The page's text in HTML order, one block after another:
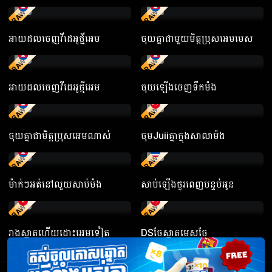
RAW
អាយដលចេញវីដេអូថ្មីអេម
RAW
ចុយគ្នាជាមួយមិត្តប្រុសអេមមេស
RAW
អាយដលចេញវីដេអូថ្មីអេម
RAW
ចុយឡើងចេញទឹកម៉ង
RAW
ចុយគ្នាជាមិត្តប្រុសអេមណាស់
RAW
ចុមJuiiគ្នាក្នុងសាលាម៉ង
RAW
ម៉ាក់ៗអត់នៅលួយសាប់ម៉ង
RAW
សាប់ឡើងថ្ងូរពេញបន្ទប់អូន
RAW
រាងស្អាតហើយដោះអេមទៀត
RAW
DSចែស្អាតមេសចែ